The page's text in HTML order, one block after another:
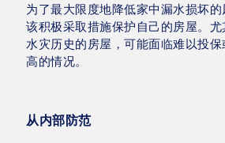
为了最大限度地降低家中漏水损坏
该积极采取措施保护自己的房屋。
水灾历史的房屋，可能面临难以投
高的情况。
从内部防范